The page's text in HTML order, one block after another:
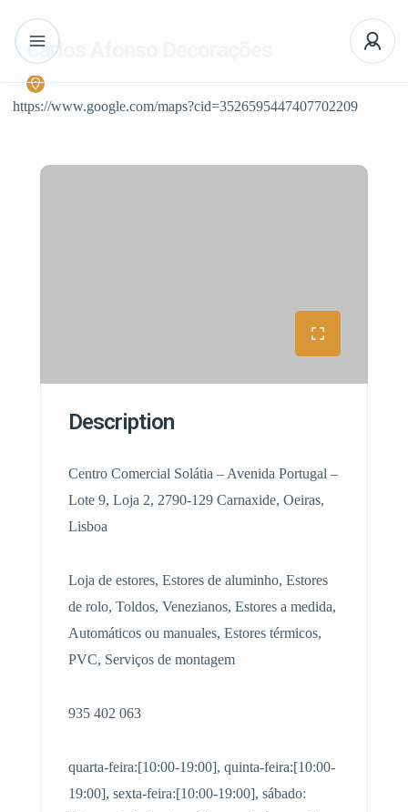
Carlos Afonso Decorações
https://www.google.com/maps?cid=3526595447407702209
Description
Centro Comercial Solátia – Avenida Portugal –
Lote 9, Loja 2, 2790-129 Carnaxide, Oeiras,
Lisboa
Loja de estores, Estores de aluminho, Estores
de rolo, Toldos, Venezianos, Estores a medida,
Automáticos ou manuales, Estores térmicos,
PVC, Serviços de montagem
935 402 063
quarta-feira:[10:00-19:00], quinta-feira:[10:00-
19:00], sexta-feira:[10:00-19:00], sábado: